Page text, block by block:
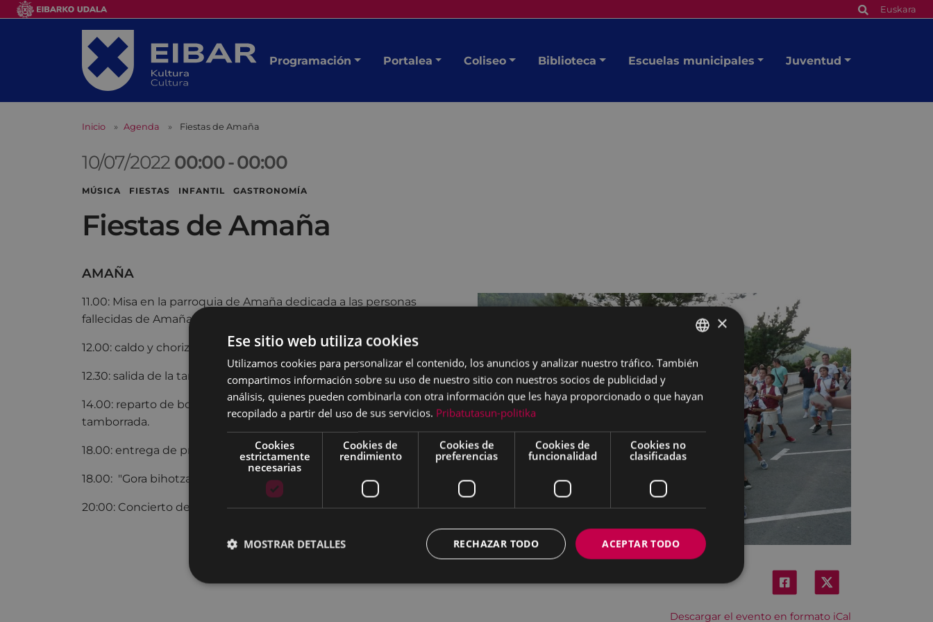
Euskara
Programación Portalea Coliseo Biblioteca Escuelas municipales Juventud
Inicio Agenda Fiestas de Amaña
10/07/2022 00:00-00:00
MÚSICA FIESTAS INFANTIL GASTRONOMÍA
Fiestas de Amaña
AMAÑA
Descargar el evento en formato iCal
11.00: Misa en la parroquia de Amaña dedicada a las personas
fallecidas de Amaña y Eibar.
12.00: caldo y chorizo en la plaza de Amaña.
12.30: salida de la tamborrada infantil.
14.00: reparto de bocadillos y refrescos entre participantes en la
tamborrada.
18.00: entrega de premios de la asociación Amaña es la Caña
18.00: "Gora bihotzak! . Espectáculo de teatro infantil.
20:00: Concierto de Puro Relajo.
BASQUE
×
Ese sitio web utiliza cookies
Utilizamos cookies para personalizar el contenido, los anuncios y analizar nuestro tráfico. También
compartimos información sobre su uso de nuestro sitio con nuestros socios de publicidad y
análisis, quienes pueden combinarla con otra información que les haya proporcionado o que hayan
recopilado a partir del uso de sus servicios. Pribatutasun-politika
Cookies
estrictamente
necesarias
Cookies de
rendimiento
Cookies de
preferencias
Cookies de
funcionalidad
Cookies no
clasificadas
ACEPTAR TODO
RECHAZAR TODO
MOSTRAR DETALLES